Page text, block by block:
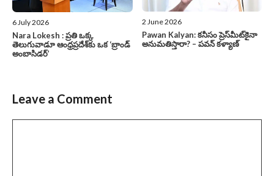
6 July 2026
Nara Lokesh : ప్రతి ఒక్క
తెలుగువాడూ ఆంధ్రప్రదేశ్‌కు ఒక ‘బ్రాండ్
అంబాసిడర్’
2 June 2026
Pawan Kalyan: కనీసం ప్రెస్‌మీట్‌కైనా
అనుమతిస్తారా? – పవన్ కళ్యాణ్
Leave a Comment